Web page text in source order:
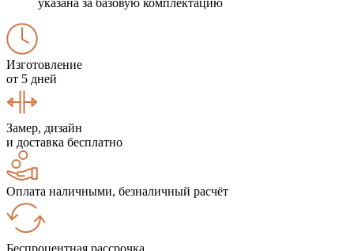
Изготовление
от 5 дней
Замер, дизайн
и доставка бесплатно
Оплата наличными, безналичный расчёт
Беспроцентная рассрочка